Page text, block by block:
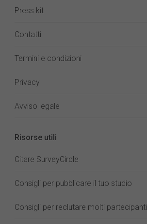
Press kit
Contatti
Termini e condizioni
Privacy
Avviso legale
Risorse utili
Citare SurveyCircle
Consigli per pubblicare il tuo studio
Consigli per reclutare molti partecipanti